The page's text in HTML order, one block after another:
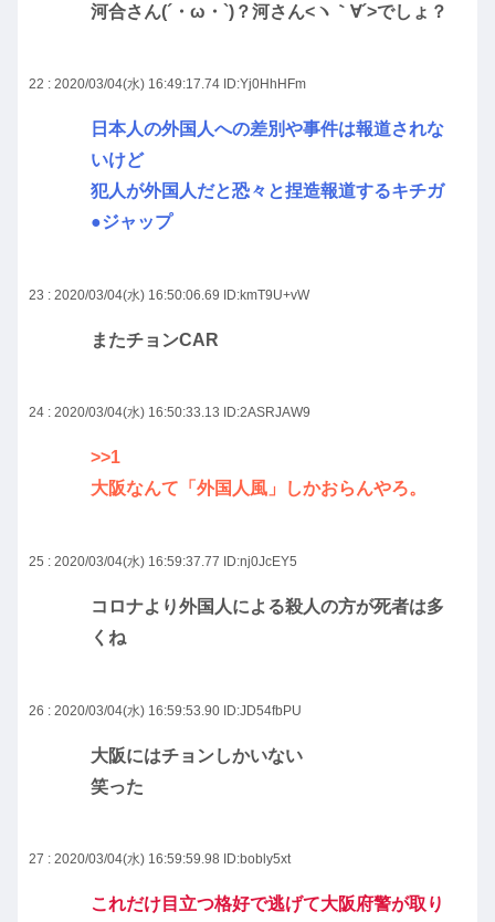
河合さん(´・ω・`)？河さん<ヽ｀∀´>でしょ？
22 : 2020/03/04(水) 16:49:17.74 ID:Yj0HhHFm
日本人の外国人への差別や事件は報道されな
いけど
犯人が外国人だと恐々と捏造報道するキチガ
●ジャップ
23 : 2020/03/04(水) 16:50:06.69 ID:kmT9U+vW
またチョンCAR
24 : 2020/03/04(水) 16:50:33.13 ID:2ASRJAW9
>>1
大阪なんて「外国人風」しかおらんやろ。
25 : 2020/03/04(水) 16:59:37.77 ID:nj0JcEY5
コロナより外国人による殺人の方が死者は多
くね
26 : 2020/03/04(水) 16:59:53.90 ID:JD54fbPU
大阪にはチョンしかいない
笑った
27 : 2020/03/04(水) 16:59:59.98 ID:bobly5xt
これだけ目立つ格好で逃げて大阪府警が取り